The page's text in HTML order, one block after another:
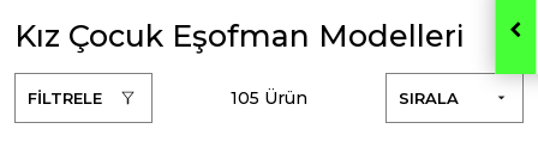
Kız Çocuk Eşofman Modelleri
FİLTRELE SIRALA
105 Ürün